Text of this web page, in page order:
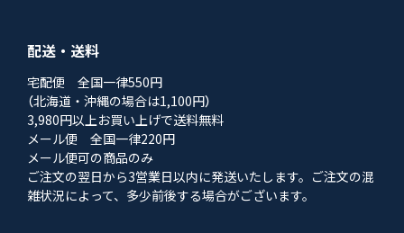
配送・送料
宅配便 全国一律550円
（北海道・沖縄の場合は1,100円）
3,980円以上お買い上げで送料無料
メール便 全国一律220円
メール便可の商品のみ
ご注文の翌日から3営業日以内に発送いたします。ご注文の混
雑状況によって、多少前後する場合がございます。